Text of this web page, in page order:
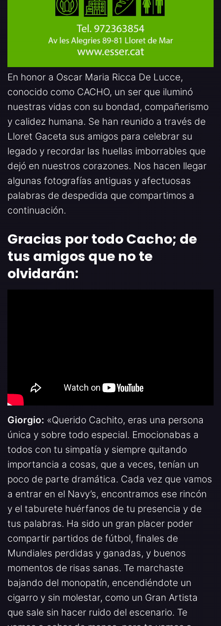
En honor a Oscar Maria Ricca De Lucce,
conocido como CACHO, un ser que iluminó
nuestras vidas con su bondad, compañerismo
y calidez humana. Se han reunido a través de
Lloret Gaceta sus amigos para celebrar su
legado y recordar las huellas imborrables que
dejó en nuestros corazones. Nos hacen llegar
algunas fotografías antiguas y afectuosas
palabras de despedida que compartimos a
continuación.
Gracias por todo Cacho; de
tus amigos que no te
olvidarán:
Giorgio: «Querido Cachito, eras una persona
única y sobre todo especial. Emocionabas a
todos con tu simpatía y siempre quitando
importancia a cosas, que a veces, tenían un
poco de parte dramática. Cada vez que vamos
a entrar en el Navy’s, encontramos ese rincón
y el taburete huérfanos de tu presencia y de
tus palabras. Ha sido un gran placer poder
compartir partidos de fútbol, finales de
Mundiales perdidas y ganadas, y buenos
momentos de risas sanas. Te marchaste
bajando del monopatín, encendiéndote un
cigarro y sin molestar, como un Gran Artista
que sale sin hacer ruido del escenario. Te